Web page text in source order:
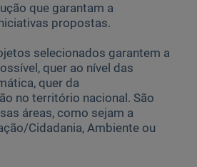
que garantam a
propostas.
selecionados garantem a
quer ao nível das
quer da
no território nacional. São
áreas, como sejam a
Cidadania, Ambiente ou